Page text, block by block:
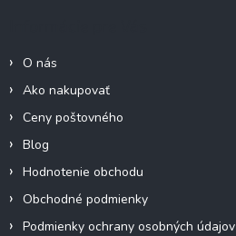
O nás
Ako nakupovať
Ceny poštovného
Blog
Hodnotenie obchodu
Obchodné podmienky
Podmienky ochrany osobných údajov